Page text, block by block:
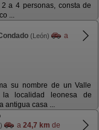
a 4 personas, consta de
...
(León)
a
su nombre de un Valle
localidad leonesa de
antigua casa ...
a 24,7 km de